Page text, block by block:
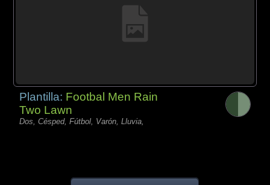
Plantilla: Footbal Men Rain
Two Lawn
Dos, Césped, Fútbol, Varón, Lluvia,